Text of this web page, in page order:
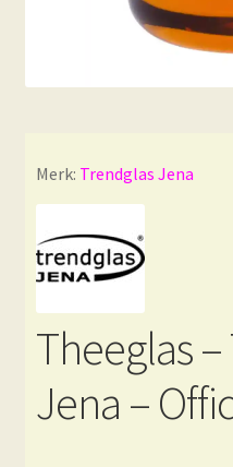
Merk: Trendglas Jena
Theeglas
Jena –